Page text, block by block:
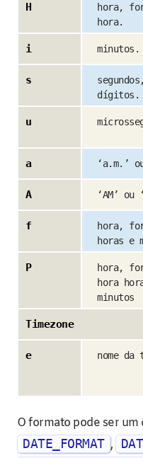
H
hora,
hora.
i minutos.
s
dígitos.
u
a ‘a.m.’
A ‘AM’ ou
f
hora,
horas e
P
hora,
hora
minutos
Timezone
e nome da
O formato pode ser
DATE_FORMAT ,